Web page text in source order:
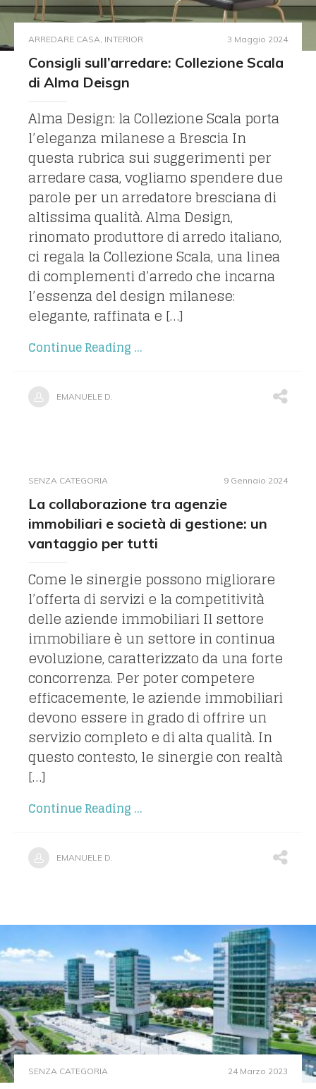
ARREDARE CASA, INTERIOR 3 Maggio 2024
Consigli sull’arredare: Collezione Scala
di Alma Deisgn
Alma Design: la Collezione Scala porta
l’eleganza milanese a Brescia In
questa rubrica sui suggerimenti per
arredare casa, vogliamo spendere due
parole per un arredatore bresciana di
altissima qualità. Alma Design,
rinomato produttore di arredo italiano,
ci regala la Collezione Scala, una linea
di complementi d’arredo che incarna
l’essenza del design milanese:
elegante, raffinata e […]
Continue Reading ...
EMANUELE D.
SENZA CATEGORIA 9 Gennaio 2024
La collaborazione tra agenzie
immobiliari e società di gestione: un
vantaggio per tutti
Come le sinergie possono migliorare
l’offerta di servizi e la competitività
delle aziende immobiliari Il settore
immobiliare è un settore in continua
evoluzione, caratterizzato da una forte
concorrenza. Per poter competere
efficacemente, le aziende immobiliari
devono essere in grado di offrire un
servizio completo e di alta qualità. In
questo contesto, le sinergie con realtà
[…]
Continue Reading ...
EMANUELE D.
SENZA CATEGORIA 24 Marzo 2023